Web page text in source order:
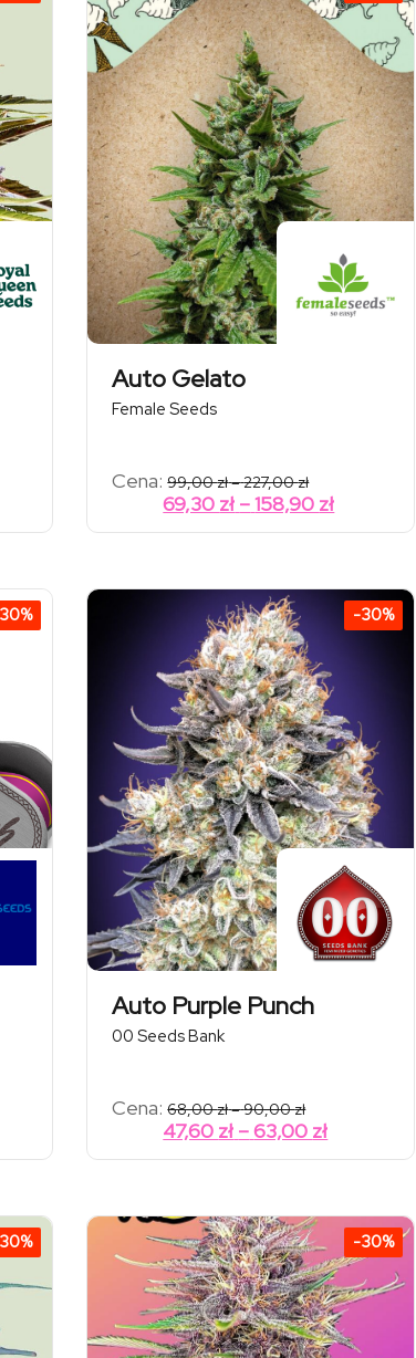
zł
Auto Gelato
Female Seeds
Cena: 99,00zł–227,00złZakres
cen:
od
99,00 zł
69,30 zł –158,90 złZakres
cen:
do
158,90 zł
zł
-30%
Auto Purple Punch
00 Seeds Bank
Cena: 68,00zł–90,00złZakres
cen:
od
68,00 zł
47,60 zł –63,00 złZakres
cen:
do
63,00 zł
-30%